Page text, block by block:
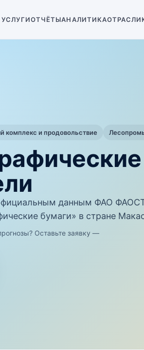
УСЛУГИОТЧЁТЫАНАЛИТИКАОТРАСЛИ
комплекс и продовольствие
данным ФАО
бумаги» в стране
Оставьте заявку —